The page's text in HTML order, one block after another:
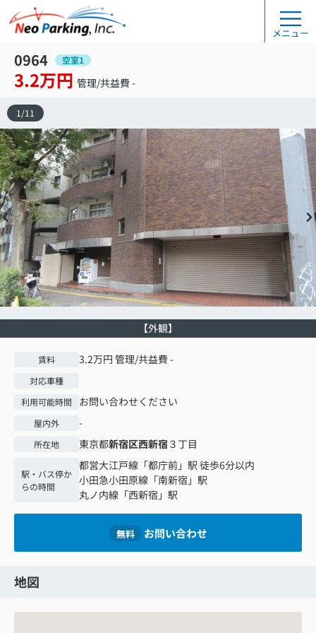
メニュー
0964 空室1
3.2万円 管理/共益費 -
【外観】
1 /11
賃料 3.2万円 管理/共益費 -
対応車種
利用可能時間
お問い合わせください
屋内外 -
所在地 東京都新宿区西新宿３丁目
駅・バス停か
らの時間
都営大江戸線 「都庁前」駅 徒歩6分以内
小田急小田原線 「南新宿 」駅
丸ノ内線 「西新宿 」駅
無料 お問い合わせ
地図